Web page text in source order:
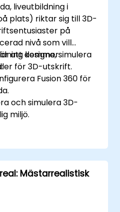
liveutbildning i
plats) riktar sig till 3D-
på
nivå som vill
att designa, simulera
för 3D-utskrift.
kommer
Fusion 360 för
och simulera 3D-
miljö.
deras design med
molnfunktioner.
Mästarrealistisk